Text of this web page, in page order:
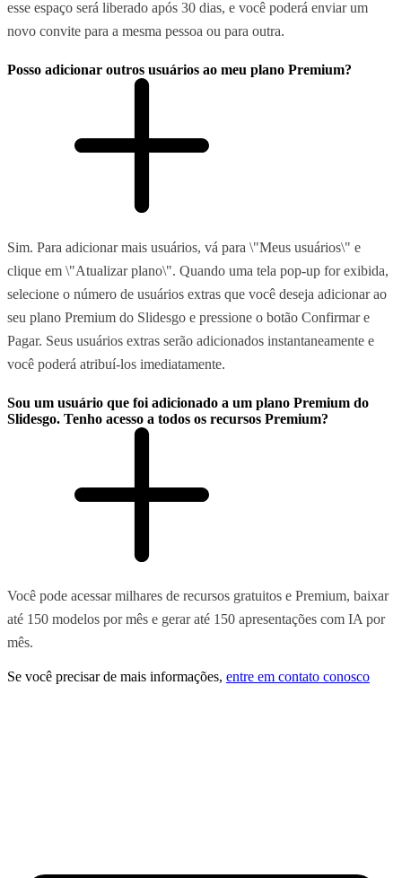
esse espaço será liberado após 30 dias, e você poderá enviar um
novo convite para a mesma pessoa ou para outra.
Posso adicionar outros usuários ao meu plano Premium?
Sim. Para adicionar mais usuários, vá para \"Meus usuários\" e
clique em \"Atualizar plano\". Quando uma tela pop-up for exibida,
selecione o número de usuários extras que você deseja adicionar ao
seu plano Premium do Slidesgo e pressione o botão Confirmar e
Pagar. Seus usuários extras serão adicionados instantaneamente e
você poderá atribuí-los imediatamente.
Sou um usuário que foi adicionado a um plano Premium do
Slidesgo. Tenho acesso a todos os recursos Premium?
Você pode acessar milhares de recursos gratuitos e Premium, baixar
até 150 modelos por mês e gerar até 150 apresentações com IA por
mês.
Se você precisar de mais informações, entre em contato conosco